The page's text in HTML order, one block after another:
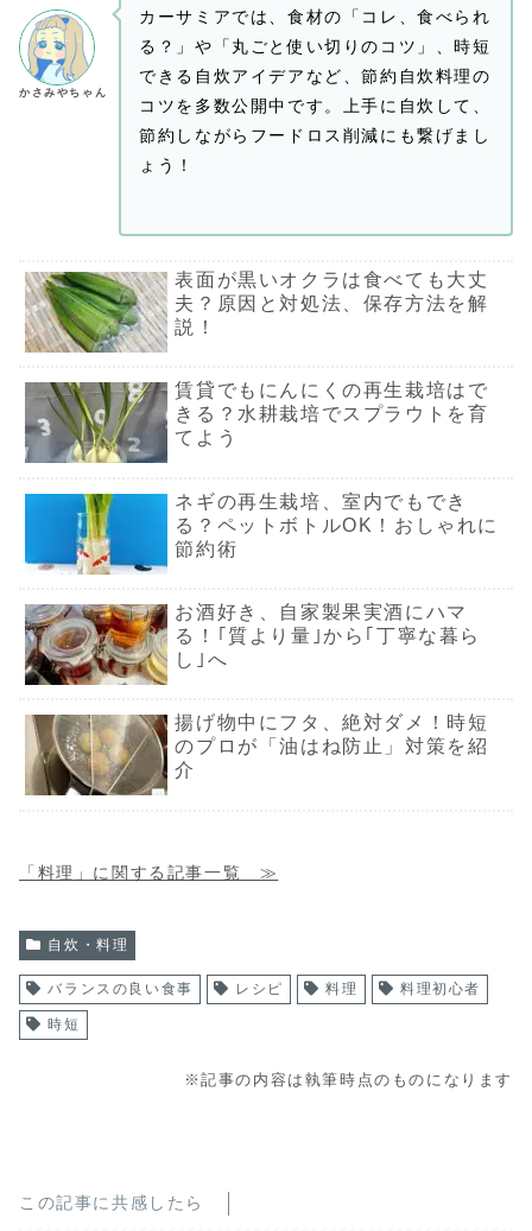
かさみやちゃん
カーサミアでは、食材の「コレ、食べられ
る？」や「丸ごと使い切りのコツ」、時短
できる自炊アイデアなど、節約自炊料理の
コツを多数公開中です。上手に自炊して、
節約しながらフードロス削減にも繋げまし
ょう！
表面が黒いオクラは食べても大丈
夫？原因と対処法、保存方法を解
説！
賃貸でもにんにくの再生栽培はで
きる？水耕栽培でスプラウトを育
てよう
ネギの再生栽培、室内でもでき
る？ペットボトルOK！おしゃれに
節約術
お酒好き、自家製果実酒にハマ
る！｢質より量｣から｢丁寧な暮ら
し｣へ
揚げ物中にフタ、絶対ダメ！時短
のプロが「油はね防止」対策を紹
介
「料理」に関する記事一覧 ≫
自炊・料理
バランスの良い食事 レシピ 料理 料理初心者
時短
※記事の内容は執筆時点のものになります
この記事に共感したら